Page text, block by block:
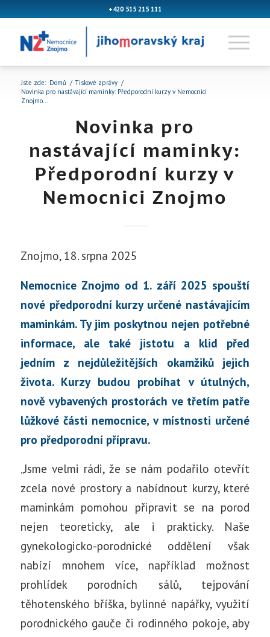
+420 515 215 111
Jste zde: Domů / Tiskové zprávy /
Novinka pro nastávající maminky: Předporodní kurzy v Nemocnici
Znojmo...
Novinka pro
nastávající maminky:
Předporodní kurzy v
Nemocnici Znojmo
Znojmo, 18. srpna 2025
Nemocnice Znojmo od 1. září 2025 spouští
nové předporodní kurzy určené nastávajícím
maminkám. Ty jim poskytnou nejen potřebné
informace, ale také jistotu a klid před
jedním z nejdůležitějších okamžiků jejich
života. Kurzy budou probíhat v útulných,
nově vybavených prostorách ve třetím patře
lůžkové části nemocnice, v místnosti určené
pro předporodní přípravu.
„Jsme velmi rádi, že se nám podařilo otevřít
zcela nové prostory a nabídnout kurzy, které
maminkám pomohou připravit se na porod
nejen teoreticky, ale i prakticky. Naše
gynekologicko-porodnické oddělení však
nabízí mnohem více, například možnost
prohlídek porodních sálů, tejpování
těhotenského bříška, bylinné napářky, využití
porodnického gauče či rodinného pokoje, aby